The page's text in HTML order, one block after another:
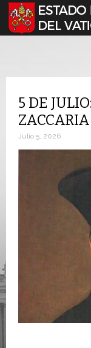
Seleccione su idioma
5 DE
ZACCARIA
Julio 5, 2026